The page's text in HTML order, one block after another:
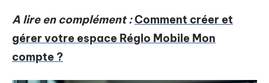
A lire en complément :Comment créer et
gérer votre espace Réglo Mobile Mon
compte ?